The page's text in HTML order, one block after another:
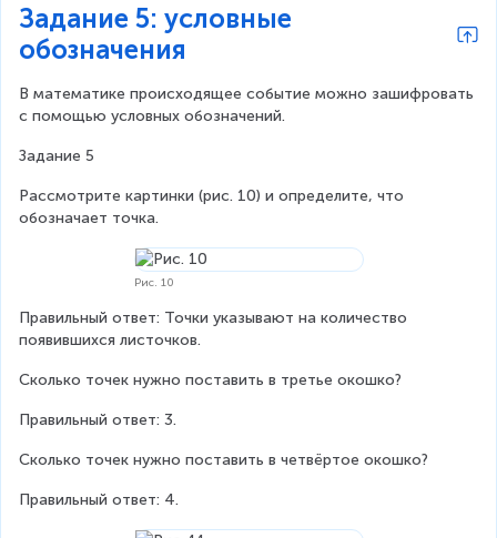
Задание 5: условные
обозначения
В математике происходящее событие можно зашифровать
с помощью условных обозначений.
Задание 5
Рассмотрите картинки (рис. 10) и определите, что
обозначает точка.
Рис. 10
Правильный ответ: Точки указывают на количество
появившихся листочков.
Сколько точек нужно поставить в третье окошко?
Правильный ответ: 3.
Сколько точек нужно поставить в четвёртое окошко?
Правильный ответ: 4.